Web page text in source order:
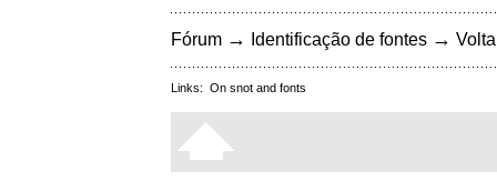
Fórum → Identificação de fontes →
Links: On snot and fonts